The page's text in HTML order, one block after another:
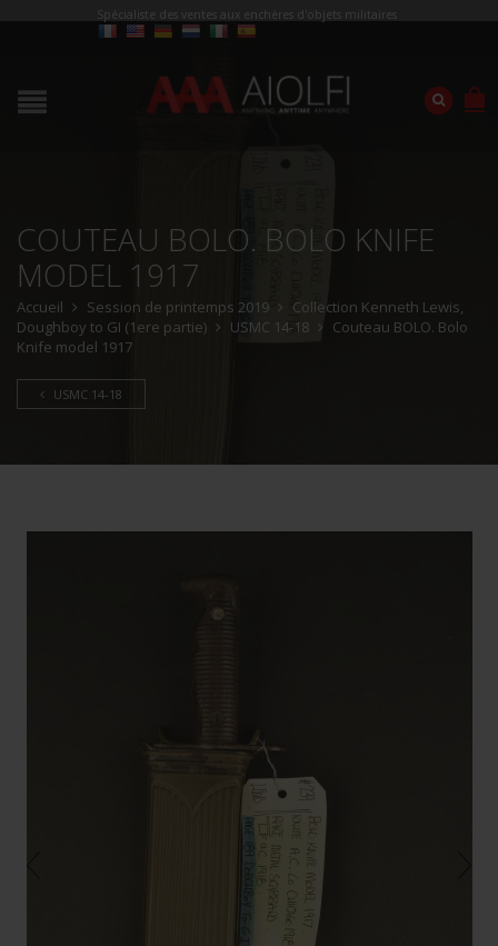
Spécialiste des ventes aux enchères d'objets militaires
COUTEAU BOLO. BOLO KNIFE
MODEL 1917
Accueil Session de printemps 2019
Collection Kenneth Lewis,
Doughboy to GI (1ere partie)
USMC 14-18
Couteau BOLO. Bolo
Knife model 1917
USMC 14-18